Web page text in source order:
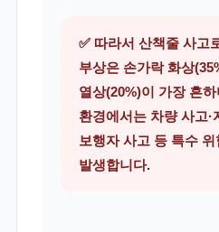
✅ 따라서 산책줄 사고
부상은 손가락 화상
열상(20%)이 가장 흔하
환경에서는 차량 사고·
보행자 사고 등 특수 위
발생합니다.